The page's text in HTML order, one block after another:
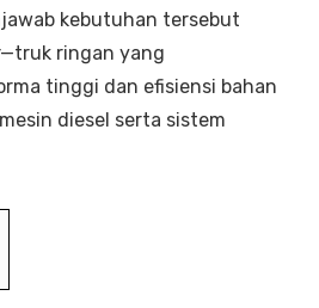
kebutuhan tersebut
ringan yang
tinggi dan efisiensi bahan
diesel serta sistem